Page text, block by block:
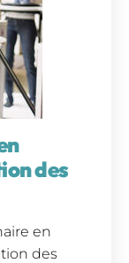
des
en
des